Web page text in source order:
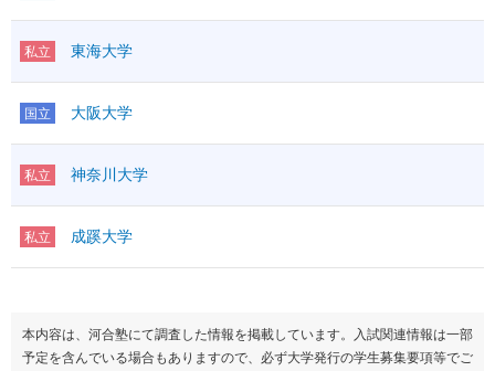
私立 東海大学
国立 大阪大学
私立 神奈川大学
私立 成蹊大学
本内容は、河合塾にて調査した情報を掲載しています。入試関連情報は一部
予定を含んでいる場合もありますので、必ず大学発行の学生募集要項等でご